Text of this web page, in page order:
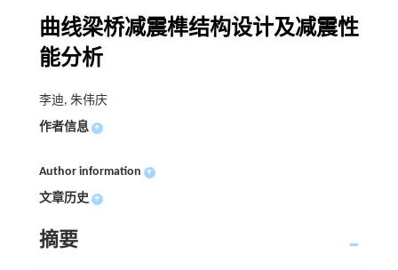
曲线梁桥减震榫结构设计及减震性
能分析
李迪, 朱伟庆
作者信息 +
Author information +
文章历史 +
摘要